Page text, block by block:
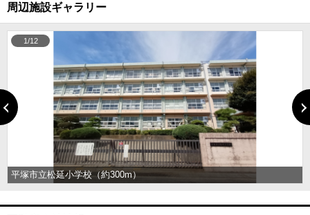
周辺施設ギャラリー
平塚市立松延小学校（約300m）
1/12